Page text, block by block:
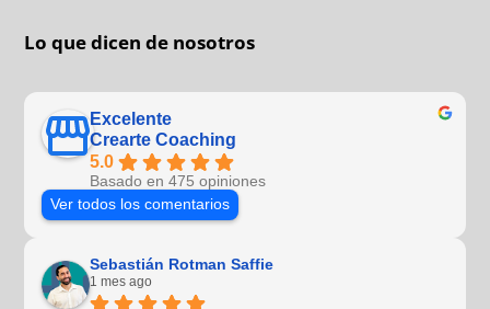
Lo que dicen de nosotros
Excelente
Crearte Coaching
5.0
Basado en 475 opiniones
Ver todos los comentarios
Sebastián Rotman Saffie
1 mes ago